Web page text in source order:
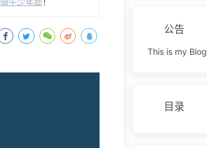
公告
This is my Blog
目录